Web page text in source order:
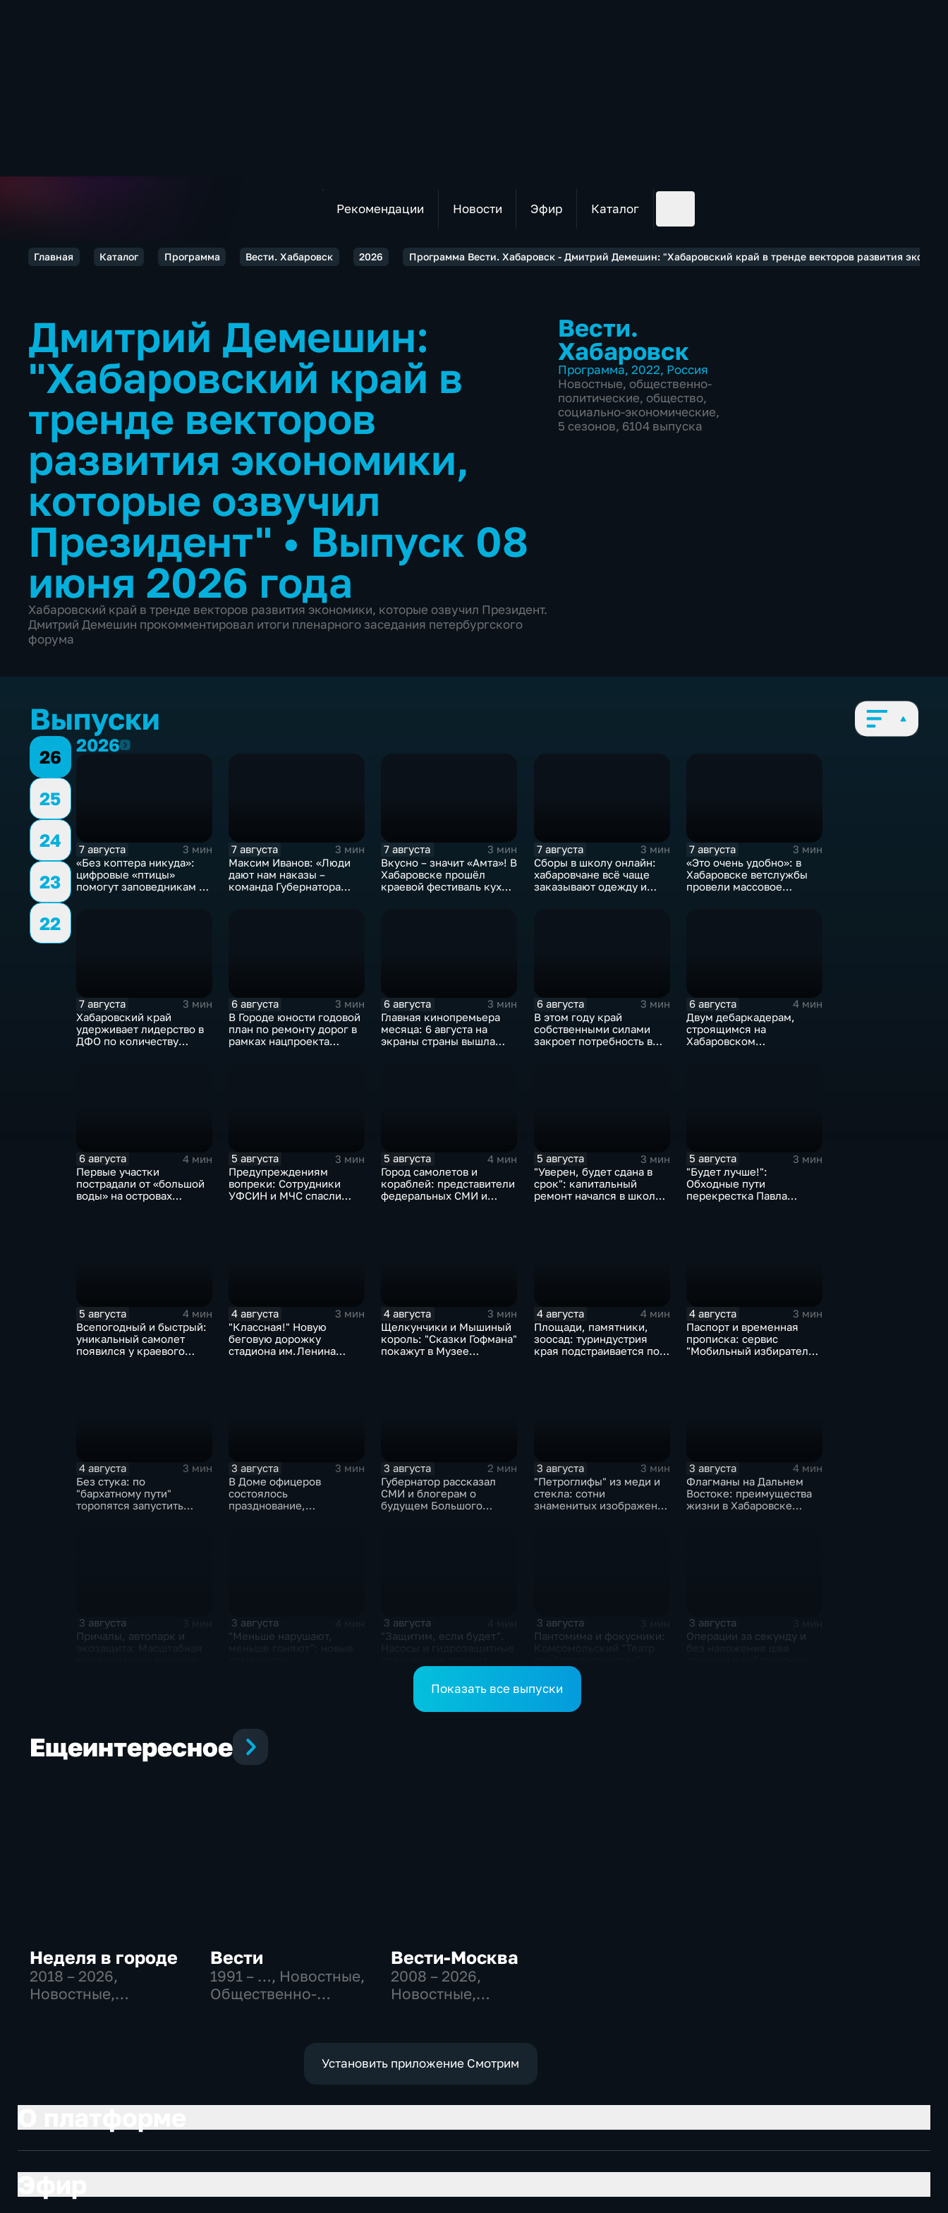
Рекомендации Новости Эфир Каталог
Главная Каталог Программа Вести. Хабаровск 2026 Программа Вести. Хабаровск - Дмитрий Демешин: "Хабаровский край в тренде векторов развития
Дмитрий Демешин:
"Хабаровский край в
тренде векторов
развития экономики,
которые озвучил
Президент" • Выпуск 08
июня 2026 года
Хабаровский край в тренде векторов развития экономики, которые озвучил Президент.
Дмитрий Демешин прокомментировал итоги пленарного заседания петербургского
форума
Вести.
Хабаровск
Программа, 2022, Россия
Новостные, общественно-
политические, общество,
социально-экономические,
5 сезонов, 6104 выпуска
Выпуски
26
25
24
23
22
20262026
7 августа
3 мин
«Без коптера никуда»:
цифровые «птицы»
помогут заповедникам в
7 августа
3 мин
Максим Иванов: «Люди
дают нам наказы –
команда Губернатора
7 августа
3 мин
Вкусно – значит «Амта»! В
Хабаровске прошёл
краевой фестиваль кухни
7 августа
3 мин
Сборы в школу онлайн:
хабаровчане всё чаще
заказывают одежду и
7 августа
3 мин
«Это очень удобно»: в
Хабаровске ветслужбы
провели массовое
7 августа
3 мин
Хабаровский край
удерживает лидерство в
ДФО по количеству
6 августа
3 мин
В Городе юности годовой
план по ремонту дорог в
рамках нацпроекта
6 августа
3 мин
Главная кинопремьера
месяца: 6 августа на
экраны страны вышла
6 августа
3 мин
В этом году край
собственными силами
закроет потребность в
6 августа
4 мин
Двум дебаркадерам,
строящимся на
Хабаровском
6 августа
4 мин
Первые участки
пострадали от «большой
воды» на островах
5 августа
3 мин
Предупреждениям
вопреки: Сотрудники
УФСИН и МЧС спасли
5 августа
4 мин
Город самолетов и
кораблей: представители
федеральных СМИ и
5 августа
3 мин
"Уверен, будет сдана в
срок": капитальный
ремонт начался в школе
5 августа
3 мин
"Будет лучше!":
Обходные пути
перекрестка Павла
5 августа
4 мин
Всепогодный и быстрый:
уникальный самолет
появился у краевого
4 августа
3 мин
"Классная!" Новую
беговую дорожку
стадиона им.Ленина
4 августа
3 мин
Щелкунчики и Мышиный
король: "Сказки Гофмана"
покажут в Музее
4 августа
4 мин
Площади, памятники,
зоосад: туриндустрия
края подстраивается под
4 августа
3 мин
Паспорт и временная
прописка: сервис
"Мобильный избиратель"
4 августа
3 мин
Без стука: по
"бархатному пути"
торопятся запустить
3 августа
3 мин
В Доме офицеров
состоялось
празднование,
3 августа
2 мин
Губернатор рассказал
СМИ и блогерам о
будущем Большого
3 августа
3 мин
"Петроглифы" из меди и
стекла: сотни
знаменитых изображений
3 августа
4 мин
Флагманы на Дальнем
Востоке: преимущества
жизни в Хабаровске
3 августа
Причалы, автопарк и
3 августа
"Меньше нарушают,
3 августа
"Защитим, если будет".
власти на случай паводка
3 августа
Пантомима и фокусники:
получил гран-при за "Сон
кота Лео"
3 августа
Операции за секунду и
Показать все выпуски
Ещеинтересное
Неделя в городе
2018 – 2026,
Новостные,
Вести
1991 – …, Новостные,
Общественно-
Вести-Москва
2008 – 2026,
Новостные,
экономические
Установить приложение Смотрим